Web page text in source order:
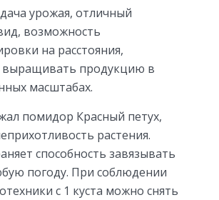
урожая, отличный
возможность
на расстояния,
выращивать продукцию в
масштабах.
помидор Красный петух,
растения.
способность завязывать
погоду. При соблюдении
с 1 куста можно снять